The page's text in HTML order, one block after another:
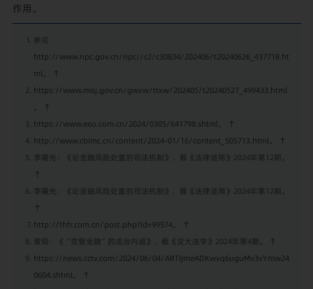
作用。
参见
http://www.npc.gov.cn/npc//c2/c30834/202406/t20240626_437718.ht
ml。
↑
https://www.moj.gov.cn/gwxw/ttxw/202405/t20240527_499433.html
↑
https://www.eeo.com.cn/2024/0305/641798.shtml。
↑
http://www.cbimc.cn/content/2024-01/16/content_505713.html。
↑
李曙光：《论金融风险处置的司法机制》，载《法律适用》2024年第12期。
↑
李曙光：《论金融风险处置的司法机制》，载《法律适用》2024年第12期。
↑
http://thfr.com.cn/post.php?id=99574
↑
黄韬：《“党管金融”的法治内涵》，载《交大法学》2024年第4期。
↑
https://news.cctv.com/2024/06/04/ARTIJmeADKwvq6uguMv3vYmw24
0604.shtml。
↑